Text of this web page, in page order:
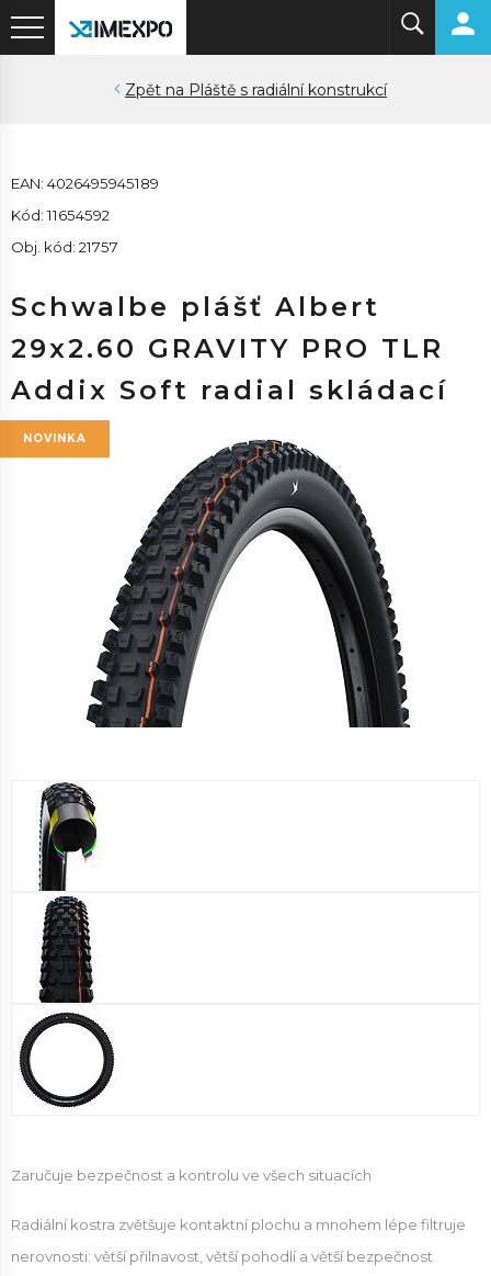
Pláště s radiální konstrukcí
EAN: 4026495945189
Kód: 11654592
Obj. kód: 21757
Schwalbe plášť Albert
29x2.60 GRAVITY PRO TLR
Addix Soft radial skládací
NOVINKA
Zaručuje bezpečnost a kontrolu ve všech situacích
Radiální kostra zvětšuje kontaktní plochu a mnohem lépe filtruje
nerovnosti: větší přilnavost, větší pohodlí a větší bezpečnost